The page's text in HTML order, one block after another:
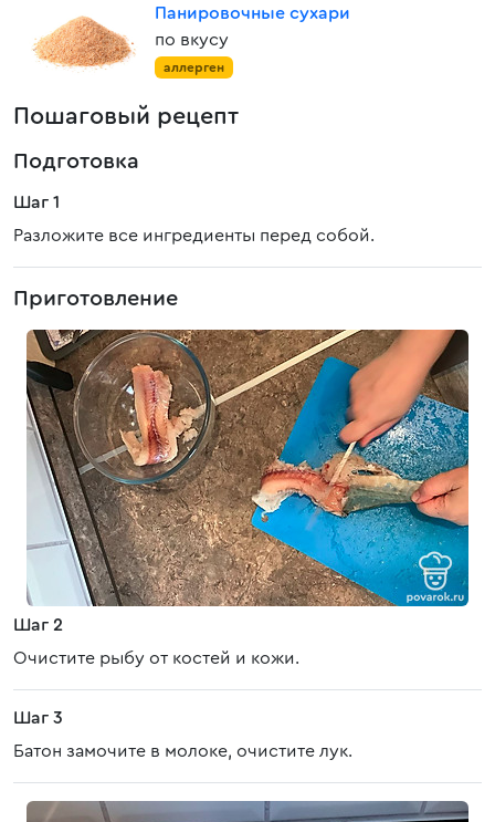
Панировочные сухари
по вкусу
аллерген
Пошаговый рецепт
Подготовка
Шаг 1
Разложите все ингредиенты перед собой.
Приготовление
Шаг 2
Очистите рыбу от костей и кожи.
Шаг 3
Батон замочите в молоке, очистите лук.